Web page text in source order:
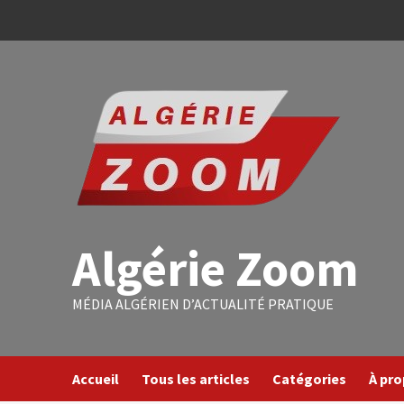
Algérie Zoom
MÉDIA ALGÉRIEN D’ACTUALITÉ PRATIQUE
Accueil Tous les articles Catégories À